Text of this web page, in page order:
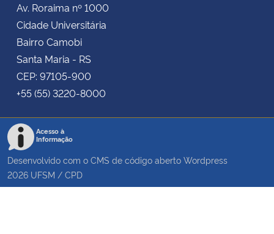
Av. Roraima nº 1000
Cidade Universitária
Bairro Camobi
Santa Maria - RS
CEP: 97105-900
+55 (55) 3220-8000
Acesso à
Informação
Desenvolvido com o CMS de código aberto Wordpress
2026 UFSM / CPD